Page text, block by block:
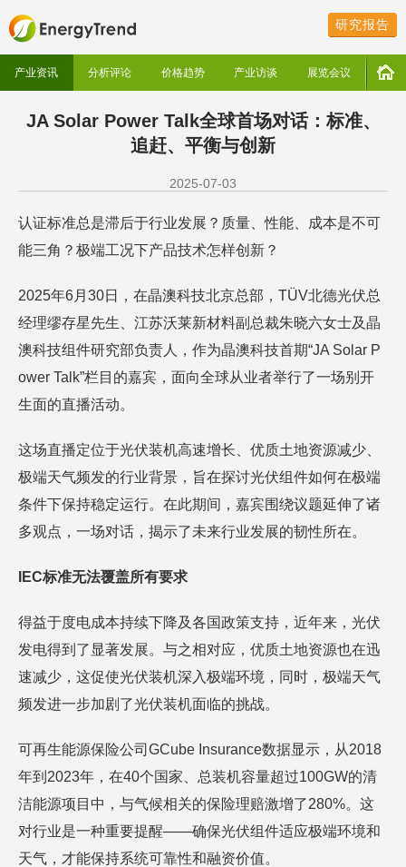
研究报告
产业资讯 分析评论 价格趋势 产业访谈 展览会议
JA Solar Power Talk全球首场对话：标准、
追赶、平衡与创新
2025-07-03
认证标准总是滞后于行业发展？质量、性能、成本是不可
能三角？极端工况下产品技术怎样创新？
2025年6月30日，在晶澳科技北京总部，TÜV北德光伏总
经理缪存星先生、江苏沃莱新材料副总裁朱晓六女士及晶
澳科技组件研究部负责人，作为晶澳科技首期“JA Solar P
ower Talk”栏目的嘉宾，面向全球从业者举行了一场别开
生面的直播活动。
这场直播定位于光伏装机高速增长、优质土地资源减少、
极端天气频发的行业背景，旨在探讨光伏组件如何在极端
条件下保持稳定运行。在此期间，嘉宾围绕议题延伸了诸
多观点，一场对话，揭示了未来行业发展的韧性所在。
IEC标准无法覆盖所有要求
得益于度电成本持续下降及各国政策支持，近年来，光伏
发电得到了显著发展。与之相对应，优质土地资源也在迅
速减少，这促使光伏装机深入极端环境，同时，极端天气
频发进一步加剧了光伏装机面临的挑战。
可再生能源保险公司GCube Insurance数据显示，从2018
年到2023年，在40个国家、总装机容量超过100GW的清
洁能源项目中，与气候相关的保险理赔激增了280%。这
对行业是一种重要提醒——确保光伏组件适应极端环境和
天气，才能保持系统可靠性和融资价值。